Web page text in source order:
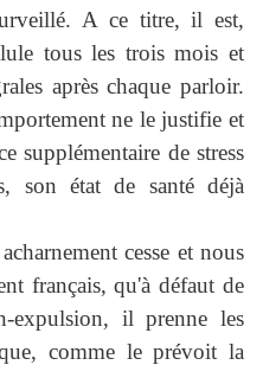
A ce titre, il est,
tous les trois mois et
après chaque parloir.
ne le justifie et
supplémentaire de stress
son état de santé déjà
cesse et nous
français, qu'à défaut de
expulsion, il prenne les
comme le prévoit la